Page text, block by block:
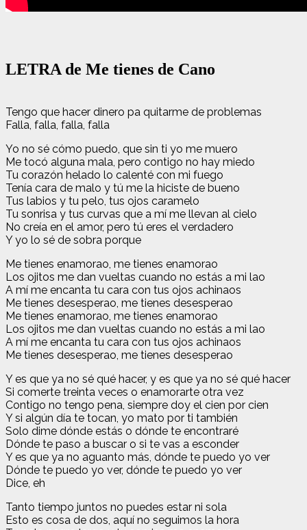
LETRA de Me tienes de Cano
Tengo que hacer dinero pa quitarme de problemas
Falla, falla, falla, falla
Yo no sé cómo puedo, que sin ti yo me muero
Me tocó alguna mala, pero contigo no hay miedo
Tu corazón helado lo calenté con mi fuego
Tenía cara de malo y tú me la hiciste de bueno
Tus labios y tu pelo, tus ojos caramelo
Tu sonrisa y tus curvas que a mí me llevan al cielo
No creía en el amor, pero tú eres el verdadero
Y yo lo sé de sobra porque
Me tienes еnamorao, me tienes еnamorao
Los ojitos me dan vueltas cuando no estás a mi lao
A mí me encanta tu cara con tus ojos achinaos
Me tienes desesperao, me tienes desesperao
Me tienes enamorao, me tienes enamorao
Los ojitos me dan vueltas cuando no estás a mi lao
A mí me encanta tu cara con tus ojos achinaos
Me tienes desesperao, me tienes desesperao
Y es que ya no sé qué hacer, y es que ya no sé qué hacer
Si comerte treinta veces o enamorarte otra vez
Contigo no tengo pena, siempre doy el cien por cien
Y si algún día te tocan, yo mato por ti también
Solo dime dónde estás o dónde te encontraré
Dónde te paso a buscar o si te vas a esconder
Y es que ya no aguanto más, dónde te puedo yo ver
Dónde te puedo yo ver, dónde te puedo yo ver
Dice, eh
Tanto tiempo juntos no puedes estar ni sola
Esto es cosa de dos, aquí no seguimos la hora